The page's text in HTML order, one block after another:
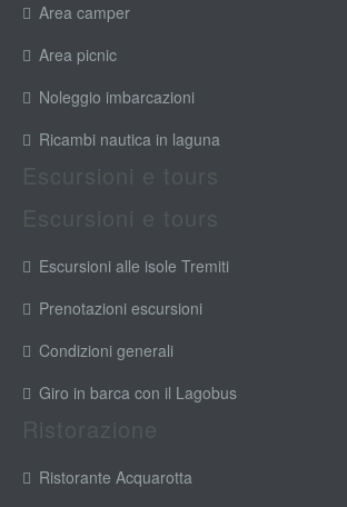
Area camper
Area picnic
Noleggio imbarcazioni
Ricambi nautica in laguna
Escursioni alle isole Tremiti
Prenotazioni escursioni
Condizioni generali
Giro in barca con il Lagobus
Ristorante Acquarotta